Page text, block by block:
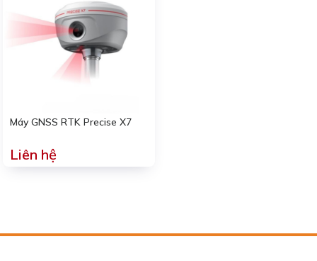
Máy GNSS RTK Precise X7
Liên hệ